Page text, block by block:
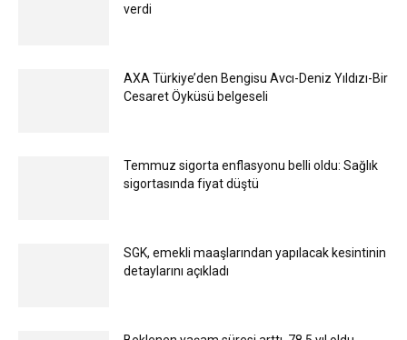
verdi
AXA Türkiye’den Bengisu Avcı-Deniz Yıldızı-Bir
Cesaret Öyküsü belgeseli
Temmuz sigorta enflasyonu belli oldu: Sağlık
sigortasında fiyat düştü
SGK, emekli maaşlarından yapılacak kesintinin
detaylarını açıkladı